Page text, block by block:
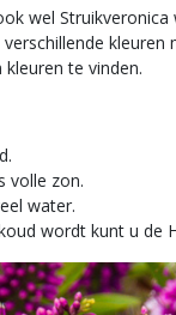
wel
te vinden.
volle zon.
water.
wordt kunt u